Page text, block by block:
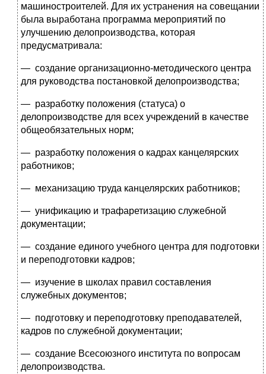
машиностроителей. Для их устранения на совещании
была выработана программа мероприятий по
улучшению дело­производства, которая
предусматривала:
— создание организационно-методического центра
для руко­водства постановкой делопроизводства;
— разработку положения (статуса) о
делопроизводстве для всех учреждений в качестве
общеобязательных норм;
— разработку положения о кадрах канцелярских
работников;
— механизацию труда канцелярских работников;
— унификацию и трафаретизацию служебной
документации;
— создание единого учебного центра для подготовки
и пере­подготовки кадров;
— изучение в школах правил составления
служебных доку­ментов;
— подготовку и переподготовку преподавателей,
кадров по служебной документации;
— создание Всесоюзного института по вопросам
делопро­изводства.